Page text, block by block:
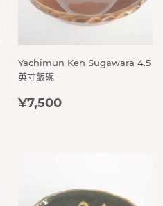
Yachimun Ken Sugawara 4.5
英寸飯碗
定
¥7,500